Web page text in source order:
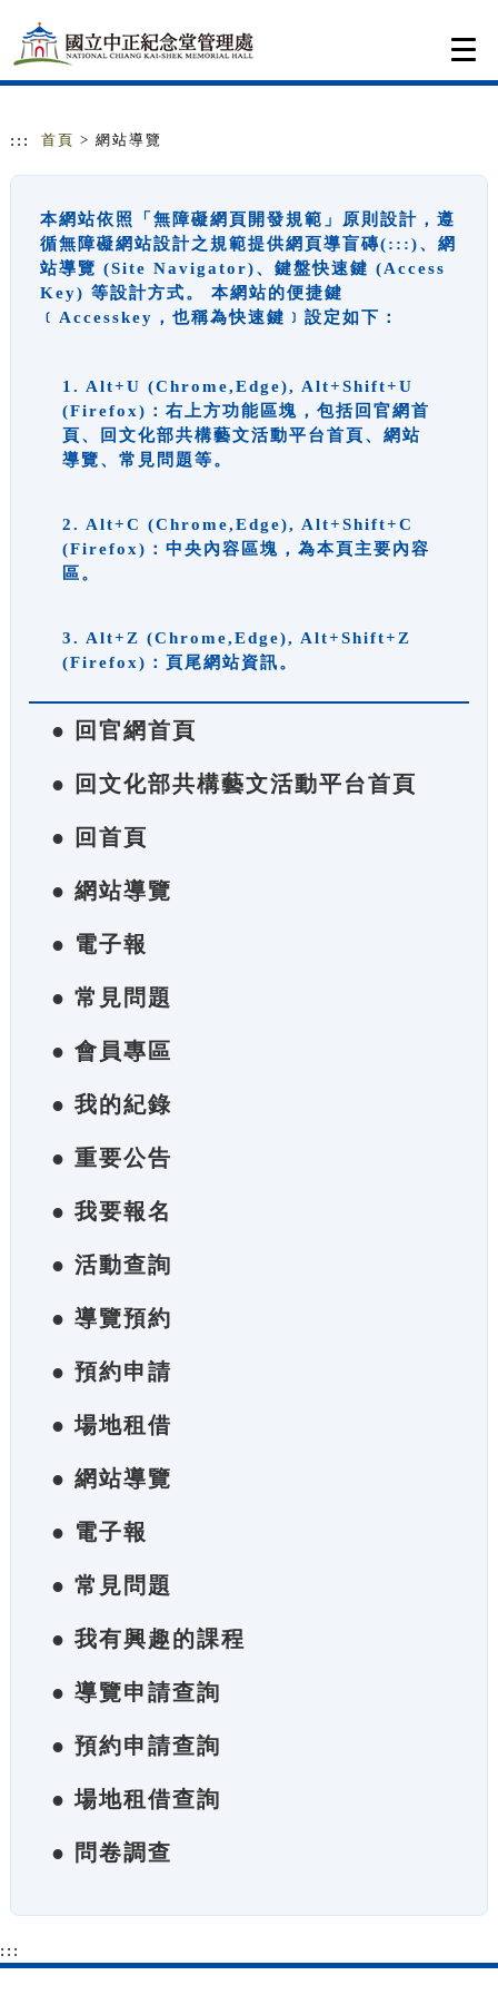
::: 首頁 > 網站導覽
本網站依照「無障礙網頁開發規範」原則設計，遵
循無障礙網站設計之規範提供網頁導盲磚(:::)、網
站導覽 (Site Navigator)、鍵盤快速鍵 (Access
Key) 等設計方式。 本網站的便捷鍵
﹝Accesskey，也稱為快速鍵﹞設定如下：
1. Alt+U (Chrome,Edge), Alt+Shift+U
(Firefox)：右上方功能區塊，包括回官網首
頁、回文化部共構藝文活動平台首頁、網站
導覽、常見問題等。
2. Alt+C (Chrome,Edge), Alt+Shift+C
(Firefox)：中央內容區塊，為本頁主要內容
區。
3. Alt+Z (Chrome,Edge), Alt+Shift+Z
(Firefox)：頁尾網站資訊。
● 回官網首頁
● 回文化部共構藝文活動平台首頁
● 回首頁
● 網站導覽
● 電子報
● 常見問題
● 會員專區
● 我的紀錄
● 重要公告
● 我要報名
● 活動查詢
● 導覽預約
● 預約申請
● 場地租借
● 網站導覽
● 電子報
● 常見問題
● 我有興趣的課程
● 導覽申請查詢
● 預約申請查詢
● 場地租借查詢
● 問卷調查
:::